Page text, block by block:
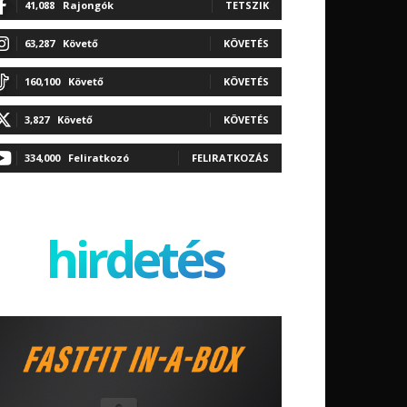
41,088 Rajongók TETSZIK
63,287 Követő KÖVETÉS
160,100 Követő KÖVETÉS
3,827 Követő KÖVETÉS
334,000 Feliratkozó FELIRATKOZÁS
hirdetés